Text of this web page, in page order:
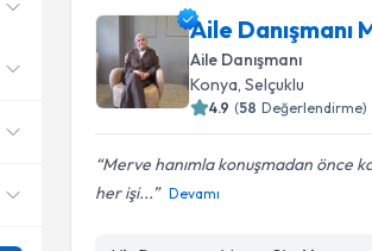
Aile
Aile Danışmanı
Konya, Selçuklu
4.9 (58 Değerlendirme)
Merve hanımla konuşmadan önce
her işi...
Devamı